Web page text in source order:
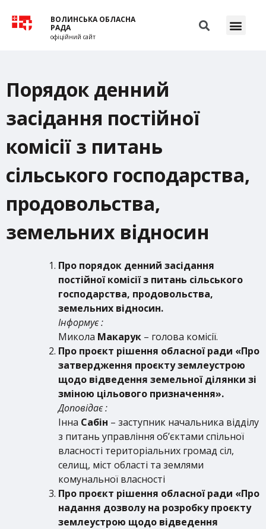
ВОЛИНСЬКА ОБЛАСНА
РАДА
офіційний сайт
Порядок денний
засідання постійної
комісії з питань
сільського господарства,
продовольства,
земельних відносин
Про порядок денний засідання
постійної комісії з питань сільського
господарства, продовольства,
земельних відносин.
Інформує :
Микола Макарук – голова комісії.
Про проєкт рішення обласної ради «Про
затвердження проєкту землеустрою
щодо відведення земельної ділянки зі
зміною цільового призначення».
Доповідає :
Інна Сабін – заступник начальника відділу
з питань управління об’єктами спільної
власності територіальних громад сіл,
селищ, міст області та землями
комунальної власності
Про проєкт рішення обласної ради «Про
надання дозволу на розробку проєкту
землеустрою щодо відведення